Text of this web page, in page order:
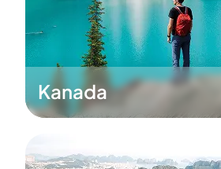
Kanada